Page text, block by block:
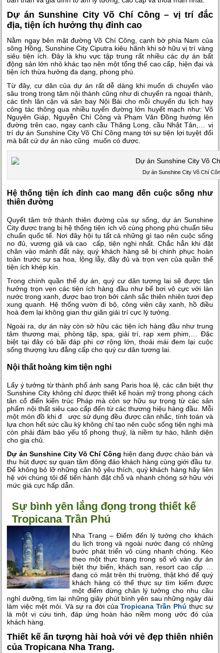
Dự án Sunshine City Võ Chí Công – vị trí đắc
địa, tiện ích hưởng thụ đỉnh cao
Nằm ngay bên mặt đường Võ Chí Công, cạnh bờ phía Nam của
sông Hồng, Sunshine CityCiputra kiêu hãnh khi sở hữu vị trí vàng
siêu tiện ích. Đây là khu vực tập trung rất nhiều các dự án bất
động sản lớn nhỏ khác tạo nên một tổng thể cao cấp, hiện đại và
tiện ích thừa hưởng đa dạng, phong phú.
Từ đây, cư dân của dự án rất dễ dàng khi muốn di chuyển vào
sâu trong trong tâm nội thành cũng như di chuyển ra ngoại thành,
các tỉnh lân cận và sân bay Nội Bài cho mỗi chuyến du lịch hay
công tác thông qua nhiều tuyến đường lớn huyết mạch như: Võ
Nguyên Giáp, Nguyễn Chí Công và Phạm Văn Đồng hướng lên
đường trên cao, ngay cạnh cầu Thăng Long, cầu Nhật Tân,… vị
trí dự án Sunshine City Võ Chí Công mang tới sự tiện lợi tuyệt đối
mà bất cứ dự án nào cũng muốn có được.
Dự án Sunshine City Võ Chí
Hệ thống tiện ích đỉnh cao mang đến cuộc sống như
thiên đường
Quyết tâm trở thành thiên đường của sự sống, dự án Sunshine
City được trang bị hệ thống tiện ích vô cùng phong phú chuẩn tiêu
chuẩn quốc tế. Nơi đây hội tụ tất cả những gì tạo nên cuộc sống
no đủ, vương giả và cao cấp, tiện nghi nhất. Chắc hẳn khi đặt
chân vào mảnh đất này, quý khách hàng sẽ bị chinh phục hoàn
toản trước sự sa hoa, lộng lẫy, đầy đủ và trọn vẹn của quần thể
tiện ích khép kín.
Trong chính quần thể dự án, quý cư dân tương lai sẽ được tận
hưởng trọn vẹn các tiện ích hàng đầu như bể bơi vô cực với làn
nước trong xanh, được bao trọn bởi cảnh sắc thiên nhiên tươi đẹp
xung quanh. Hệ thống vườn đi bộ, công viên cây xanh, hồ điều
hoà đem lại không gian thư giãn giải trí cực lý tưởng.
Ngoài ra, dự án này còn sở hữu các tiện ích hàng đầu như trung
tâm thương mại, phòng tập, spa, giải trí, rạp xem phim,… Đặc
biệt tại đây có bãi đáp phi cơ rộng lớn, thoải mái đem lại cuộc
sống thượng lưu đẳng cấp cho quý cư dân tương lai.
Nội thất hoàng kim tiện nghi
Lấy ý tưởng từ thành phố ánh sang Paris hoa lệ, các căn biệt thự
Sunshine City không chỉ được thiết kế hoàn mỹ trong phong cách
tân cổ điển kiến trúc Pháp mà còn sợ hữu sự trọng từ các sản
phẩm nội thất siêu cao cấp đến từ các thương hiệu hàng đầu. Mỗi
một món đồ khi đ ược sử dụng đều được cân nhắc, tính toán và
lựa chọn hết sức cầu kỳ không chỉ tạo nên cuộc sống tiện nghi mà
còn phải đảm bảo yếu tố phong thuỷ, là niềm tự hào, hãnh diện
cho gia chủ.
Dự án Sunshine City Võ Chí Công hiện đang được chào bán và
thu hút được sự quan tâm đông đảo khách hàng cùng giới đầu tư.
Để không bỏ lỡ những căn hộ yêu thích, quý khách hàng hãy liên
hệ với chúng tôi để tiến hành đặt chỗ và nhanh chóng sở hữu với
mức giá cực hấp dẫn.
Sự bình yên lắng đọng trong thiết kế
Tropicana Trần Phú
Nha Trang – Điểm đến lý tưởng cho khách
du lịch trong và ngoài nước đang có những
bước phát triển vô cùng nhanh chóng. Kéo
theo một thực trạng trong số vô vàn dự án
biệt thự biển, khách sạn, resort cao cấp …
đang có mặt trên thị trường, thật khó để quý
khách hàng có thể thực sự tìm kiếm được
một điểm dừng chân lý tưởng cho nhu cầu
nghỉ dưỡng, tìm lại những giây phút bình yên sau những ngày dài
làm việc mệt mỏi. Và sự ra đời củaTropicana Trần Phú thực sự
là một vị cứu tinh, đáp ứng hoàn hảo niềm mong ước đó của
khách hàng.
Thiết kế ấn tượng hài hoà với vẻ đẹp thiên nhiên
của Tropicana Nha Trang.